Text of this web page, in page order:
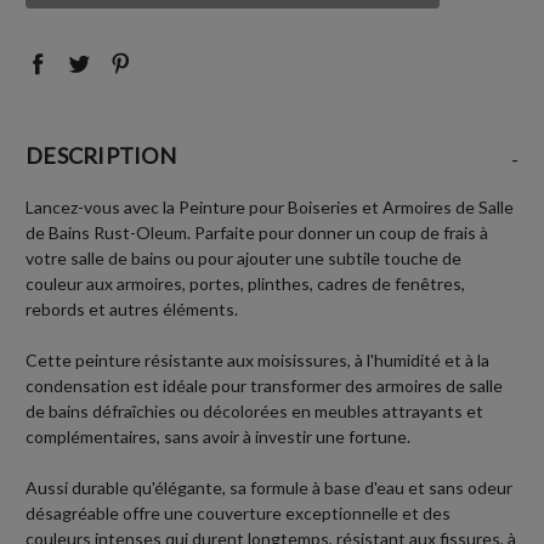
:
:
DESCRIPTION -
Lancez-vous avec la Peinture pour Boiseries et Armoires de Salle
de Bains Rust-Oleum. Parfaite pour donner un coup de frais à
votre salle de bains ou pour ajouter une subtile touche de
couleur aux armoires, portes, plinthes, cadres de fenêtres,
rebords et autres éléments.
Cette peinture résistante aux moisissures, à l'humidité et à la
condensation est idéale pour transformer des armoires de salle
de bains défraîchies ou décolorées en meubles attrayants et
complémentaires, sans avoir à investir une fortune.
Aussi durable qu'élégante, sa formule à base d'eau et sans odeur
désagréable offre une couverture exceptionnelle et des
couleurs intenses qui durent longtemps, résistant aux fissures, à